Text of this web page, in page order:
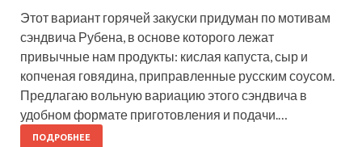
Этот вариант горячей закуски придуман по мотивам
сэндвича Рубена, в основе которого лежат
привычные нам продукты: кислая капуста, сыр и
копченая говядина, приправленные русским соусом.
Предлагаю вольную вариацию этого сэндвича в
удобном формате приготовления и подачи.…
ПОДРОБНЕЕ